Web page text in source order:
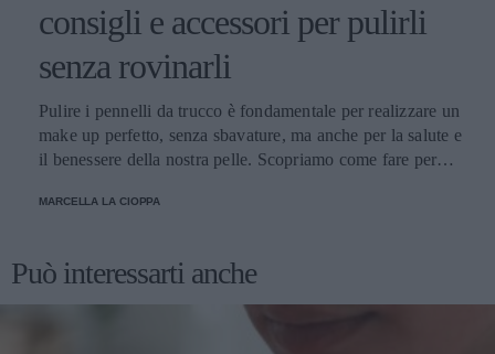
consigli e accessori per pulirli
senza rovinarli
Pulire i pennelli da trucco è fondamentale per realizzare un
make up perfetto, senza sbavature, ma anche per la salute e
il benessere della nostra pelle. Scopriamo come fare per
MARCELLA LA CIOPPA
Può interessarti anche